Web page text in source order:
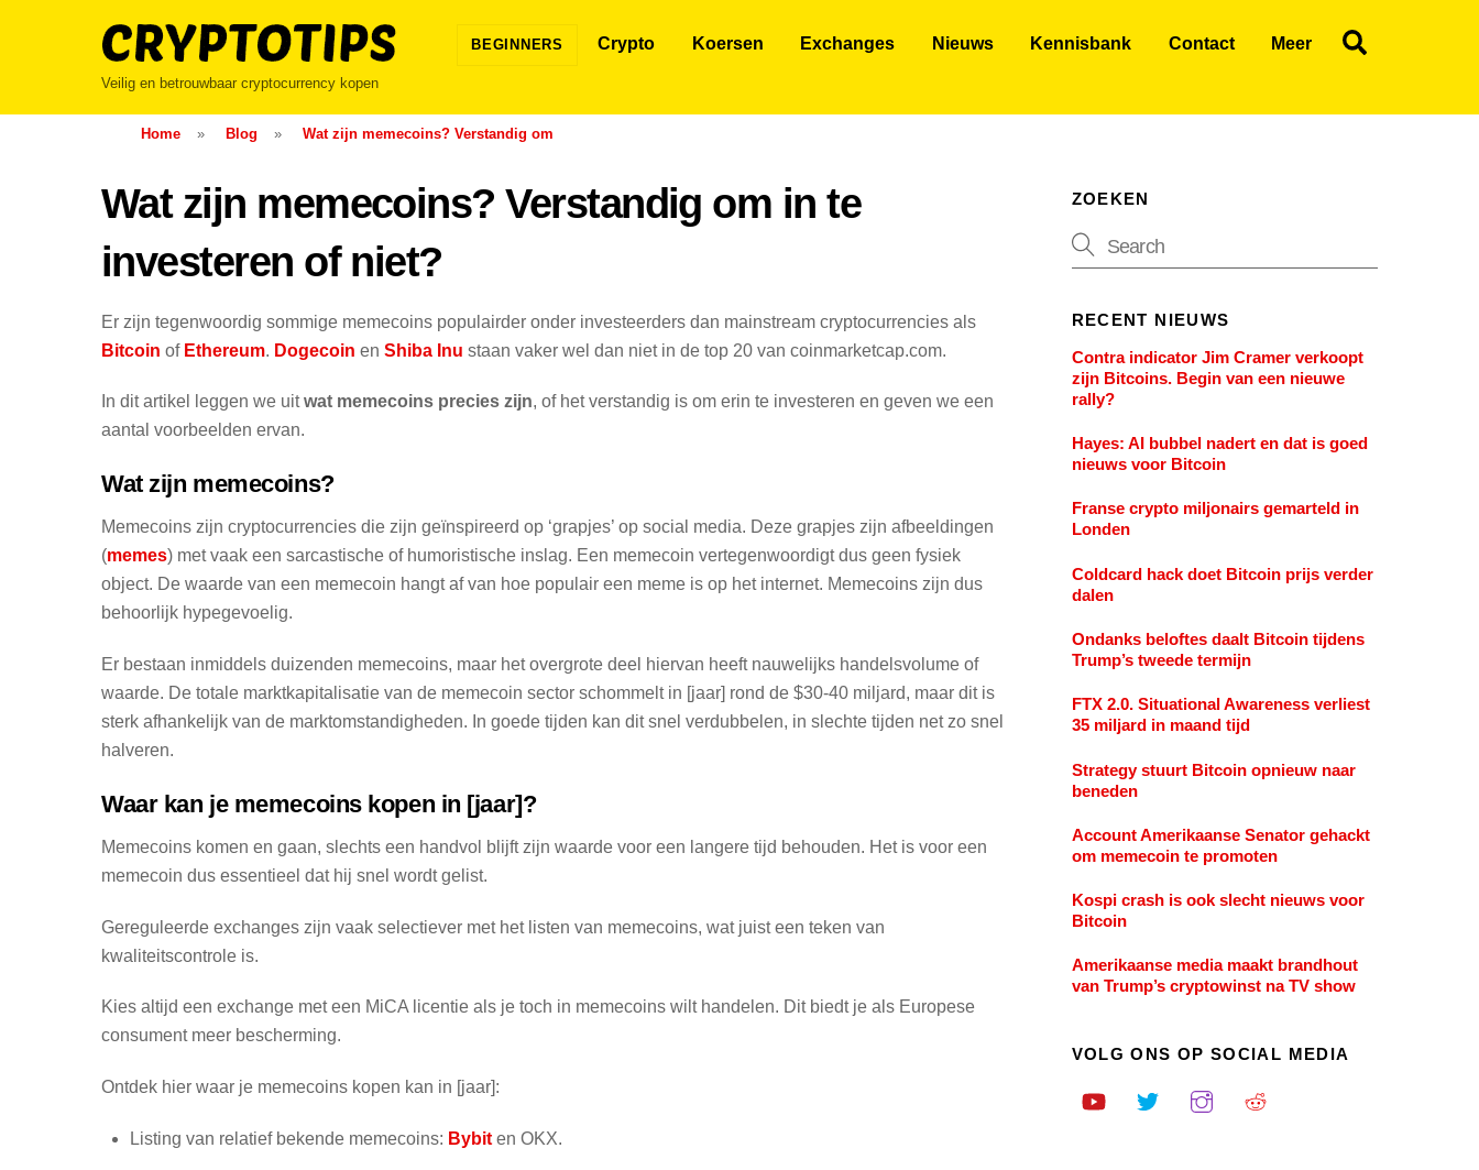
Veilig en betrouwbaar cryptocurrency kopen
BEGINNERS Crypto Koersen Exchanges Nieuws Kennisbank Contact Meer
Home » Blog » Wat zijn memecoins? Verstandig om
Wat zijn memecoins? Verstandig om in te
investeren of niet?
Er zijn tegenwoordig sommige memecoins populairder onder investeerders dan mainstream cryptocurrencies als
Bitcoin of Ethereum. Dogecoin en Shiba Inu staan vaker wel dan niet in de top 20 van coinmarketcap.com.
In dit artikel leggen we uitwat memecoins precies zijn, of het verstandig is om erin te investeren en geven we een
aantal voorbeelden ervan.
Wat zijn memecoins?
Memecoins zijn cryptocurrencies die zijn geïnspireerd op ‘grapjes’ op social media. Deze grapjes zijn afbeeldingen
(memes) met vaak een sarcastische of humoristische inslag. Een memecoin vertegenwoordigt dus geen fysiek
object. De waarde van een memecoin hangt af van hoe populair een meme is op het internet. Memecoins zijn dus
behoorlijk hypegevoelig.
Er bestaan inmiddels duizenden memecoins, maar het overgrote deel hiervan heeft nauwelijks handelsvolume of
waarde. De totale marktkapitalisatie van de memecoin sector schommelt in [jaar] rond de $30-40 miljard, maar dit is
sterk afhankelijk van de marktomstandigheden. In goede tijden kan dit snel verdubbelen, in slechte tijden net zo snel
halveren.
Waar kan je memecoins kopen in [jaar]?
Memecoins komen en gaan, slechts een handvol blijft zijn waarde voor een langere tijd behouden. Het is voor een
memecoin dus essentieel dat hij snel wordt gelist.
Gereguleerde exchanges zijn vaak selectiever met het listen van memecoins, wat juist een teken van
kwaliteitscontrole is.
Kies altijd een exchange met een MiCA licentie als je toch in memecoins wilt handelen. Dit biedt je als Europese
consument meer bescherming.
Ontdek hier waar je memecoins kopen kan in [jaar]:
Listing van relatief bekende memecoins: Bybiten OKX.
ZOEKEN
RECENT NIEUWS
Contra indicator Jim Cramer verkoopt
zijn Bitcoins. Begin van een nieuwe
rally?
Hayes: AI bubbel nadert en dat is goed
nieuws voor Bitcoin
Franse crypto miljonairs gemarteld in
Londen
Coldcard hack doet Bitcoin prijs verder
dalen
Ondanks beloftes daalt Bitcoin tijdens
Trump’s tweede termijn
FTX 2.0. Situational Awareness verliest
35 miljard in maand tijd
Strategy stuurt Bitcoin opnieuw naar
beneden
Account Amerikaanse Senator gehackt
om memecoin te promoten
Kospi crash is ook slecht nieuws voor
Bitcoin
Amerikaanse media maakt brandhout
van Trump’s cryptowinst na TV show
VOLG ONS OP SOCIAL MEDIA